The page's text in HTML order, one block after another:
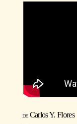
Carlos Y. Flores